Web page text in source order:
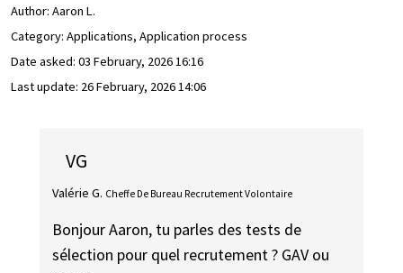
Author: Aaron L.
Category: Applications, Application process
Date asked: 03 February, 2026 16:16
Last update: 26 February, 2026 14:06
VG
Valérie G. Cheffe De Bureau Recrutement Volontaire
Bonjour Aaron, tu parles des tests de
sélection pour quel recrutement ? GAV ou